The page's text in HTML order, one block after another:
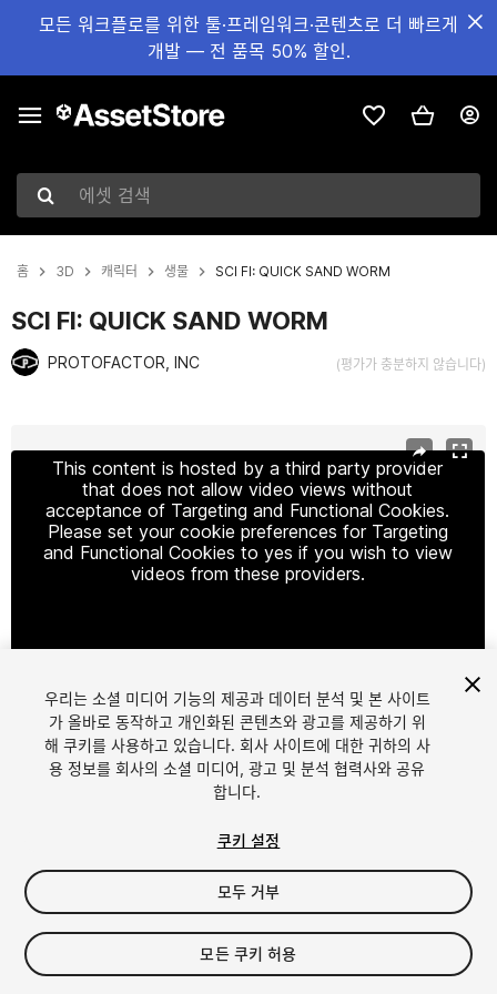
모든 워크플로를 위한 툴·프레임워크·콘텐츠로 더 빠르게
개발 — 전 품목 50% 할인.
에셋 검색
홈 3D 캐릭터 생물 SCI FI: QUICK SAND WORM
SCI FI: QUICK SAND WORM
PROTOFACTOR, INC (평가가 충분하지 않습니다)
This content is hosted by a third party provider
that does not allow video views without
acceptance of Targeting and Functional Cookies.
Please set your cookie preferences for Targeting
and Functional Cookies to yes if you wish to view
videos from these providers.
1/4
$34.99
세금/부가세는 결제 시 반영됩니다.
우리는 소셜 미디어 기능의 제공과 데이터 분석 및 본 사이트
가 올바로 동작하고 개인화된 콘텐츠와 광고를 제공하기 위
해 쿠키를 사용하고 있습니다. 회사 사이트에 대한 귀하의 사
용 정보를 회사의 소셜 미디어, 광고 및 분석 협력사와 공유
합니다.
쿠키 설정
모두 거부
모든 쿠키 허용